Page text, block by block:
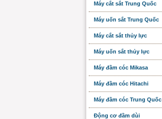
Máy cắt sắt Trung Quốc
Máy uốn sắt Trung Quốc
Máy cắt sắt thủy lực
Máy uốn sắt thủy lực
Máy đầm cóc Mikasa
Máy đầm cóc Hitachi
Máy đầm cóc Trung Quốc
Động cơ đầm dùi